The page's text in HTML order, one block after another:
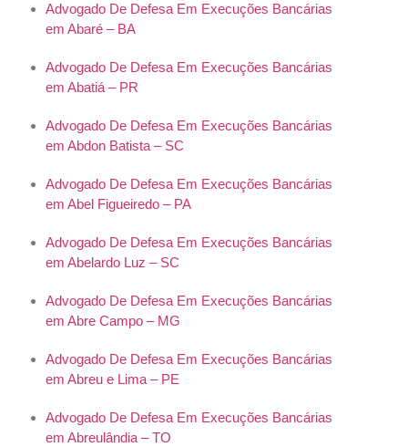
Advogado De Defesa Em Execuções Bancárias
em Abaré – BA
Advogado De Defesa Em Execuções Bancárias
em Abatiá – PR
Advogado De Defesa Em Execuções Bancárias
em Abdon Batista – SC
Advogado De Defesa Em Execuções Bancárias
em Abel Figueiredo – PA
Advogado De Defesa Em Execuções Bancárias
em Abelardo Luz – SC
Advogado De Defesa Em Execuções Bancárias
em Abre Campo – MG
Advogado De Defesa Em Execuções Bancárias
em Abreu e Lima – PE
Advogado De Defesa Em Execuções Bancárias
em Abreulândia – TO